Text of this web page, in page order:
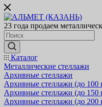
23 года продаем
Каталог
Металлические стеллажи
Архивные стеллажи
Архивные стеллажи (до 100
Архивные стеллажи (до 150
Архивные стеллажи (до 200